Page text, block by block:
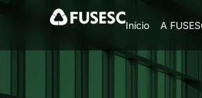
Início A